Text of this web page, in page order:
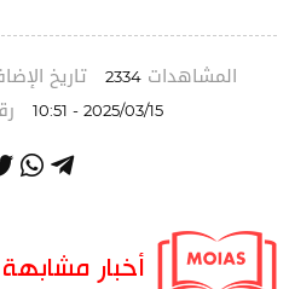
المشاهدات 2334 تاريخ
2025/03/15 - 10:51
أخبار مشابهة